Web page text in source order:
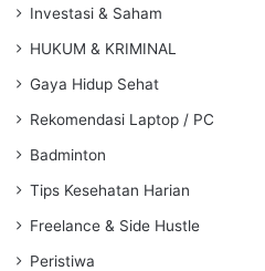
Investasi & Saham
HUKUM & KRIMINAL
Gaya Hidup Sehat
Rekomendasi Laptop / PC
Badminton
Tips Kesehatan Harian
Freelance & Side Hustle
Peristiwa